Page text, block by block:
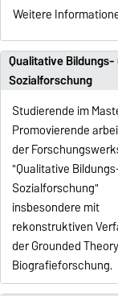
Weitere
Qualitative Bildungs-
Sozialforschung
Studierende im
Promovierende
der
"Qualitative
Sozialforschung"
insbesondere mit
rekonstruktiven
der Grounded
Biografieforschung.